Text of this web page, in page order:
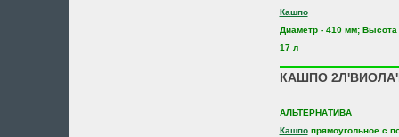
Кашпо
Диаметр - 410 мм;
17 л
КАШПО
АЛЬТЕРНАТИВА
Кашпопрямоугольное с